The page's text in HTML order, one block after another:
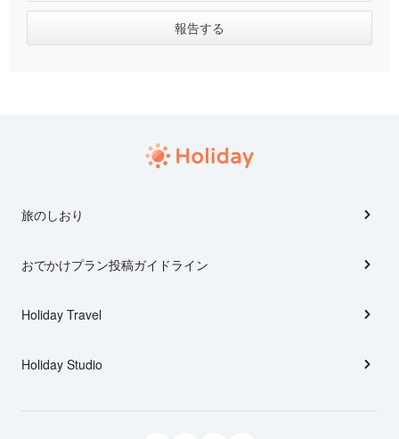
旅のしおり
おでかけプラン投稿ガイドライン
Holiday Travel
Holiday Studio